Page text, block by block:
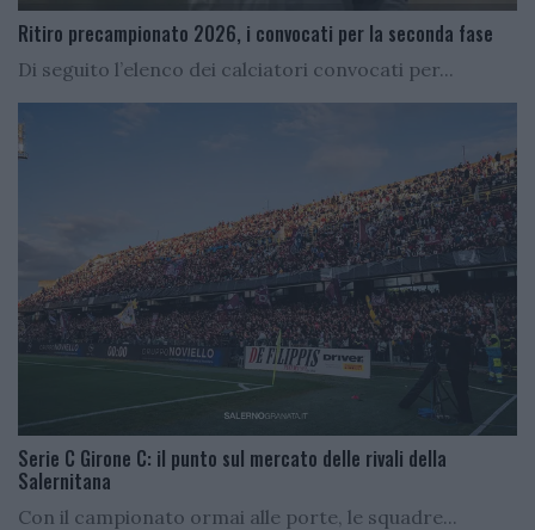
Ritiro precampionato 2026, i convocati per la seconda fase
Di seguito l’elenco dei calciatori convocati per...
Serie C Girone C: il punto sul mercato delle rivali della
Salernitana
Con il campionato ormai alle porte, le squadre...